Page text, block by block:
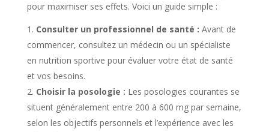
pour maximiser ses effets. Voici un guide simple :
Consulter un professionnel de santé : Avant de
commencer, consultez un médecin ou un spécialiste
en nutrition sportive pour évaluer votre état de santé
et vos besoins.
Choisir la posologie : Les posologies courantes se
situent généralement entre 200 à 600 mg par semaine,
selon les objectifs personnels et l’expérience avec les